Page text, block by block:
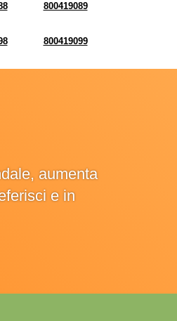
800419089
800419099
aumenta
e in